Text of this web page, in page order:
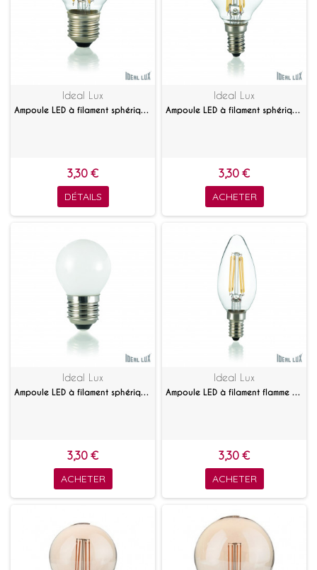
Ideal Lux
Ampoule LED à filament sphérique claire E27
3,30 €
DÉTAILS
Ideal Lux
Ampoule LED à filament sphérique claire E14
3,30 €
ACHETER
Ideal Lux
Ampoule LED à filament sphérique opale E27
3,30 €
ACHETER
Ideal Lux
Ampoule LED à filament flamme claire E14
3,30 €
ACHETER